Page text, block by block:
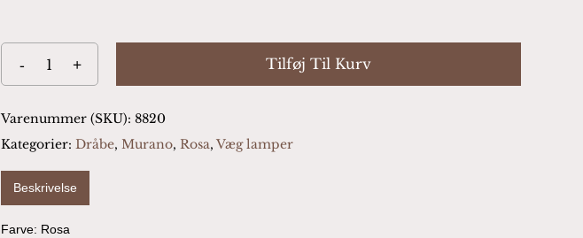
Tilføj Til Kurv
Varenummer (SKU): 8820
Kategorier: Dråbe, Murano, Rosa, Væg lamper
Beskrivelse
Farve: Rosa